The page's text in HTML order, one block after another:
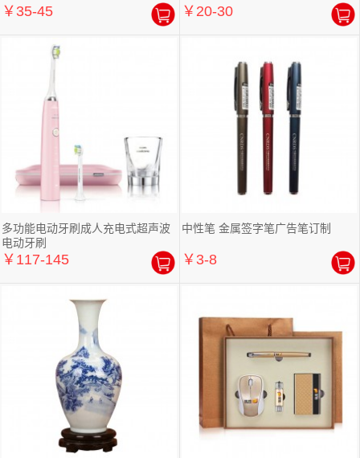
￥35-45 ￥20-30
多功能电动牙刷成人充电式超声波
电动牙刷
￥117-145
中性笔 金属签字笔广告笔订制
￥3-8